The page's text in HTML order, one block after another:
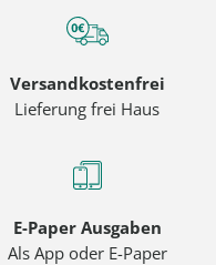
Versandkostenfrei
Lieferung frei Haus
E-Paper Ausgaben
Als App oder E-Paper